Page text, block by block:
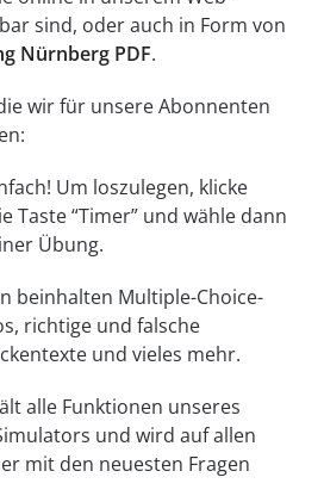
sind, oder auch in Form von
Nürnberg PDF.
wir für unsere Abonnenten
Um loszulegen, klicke
Taste “Timer” und wähle dann
Übung.
beinhalten Multiple-Choice-
richtige und falsche
und vieles mehr.
alle Funktionen unseres
und wird auf allen
mit den neuesten Fragen